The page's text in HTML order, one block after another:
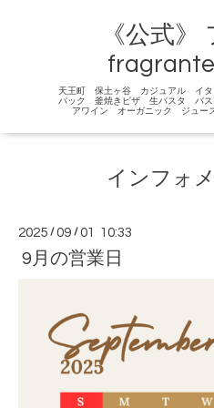
《公式》
天王町 保土ヶ谷 カジュアル イ
パック 釜焼きピザ 生パスタ パ
アワイン オーガニック ジュ
インフォ
2025 /09 /01 10:33
9月の営業日